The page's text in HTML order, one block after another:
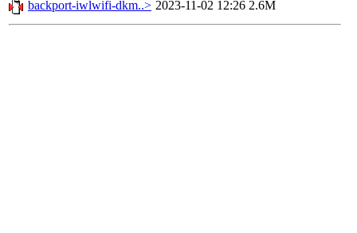
backport-iwlwifi-dkm..> 2023-11-02 12:26 2.6M